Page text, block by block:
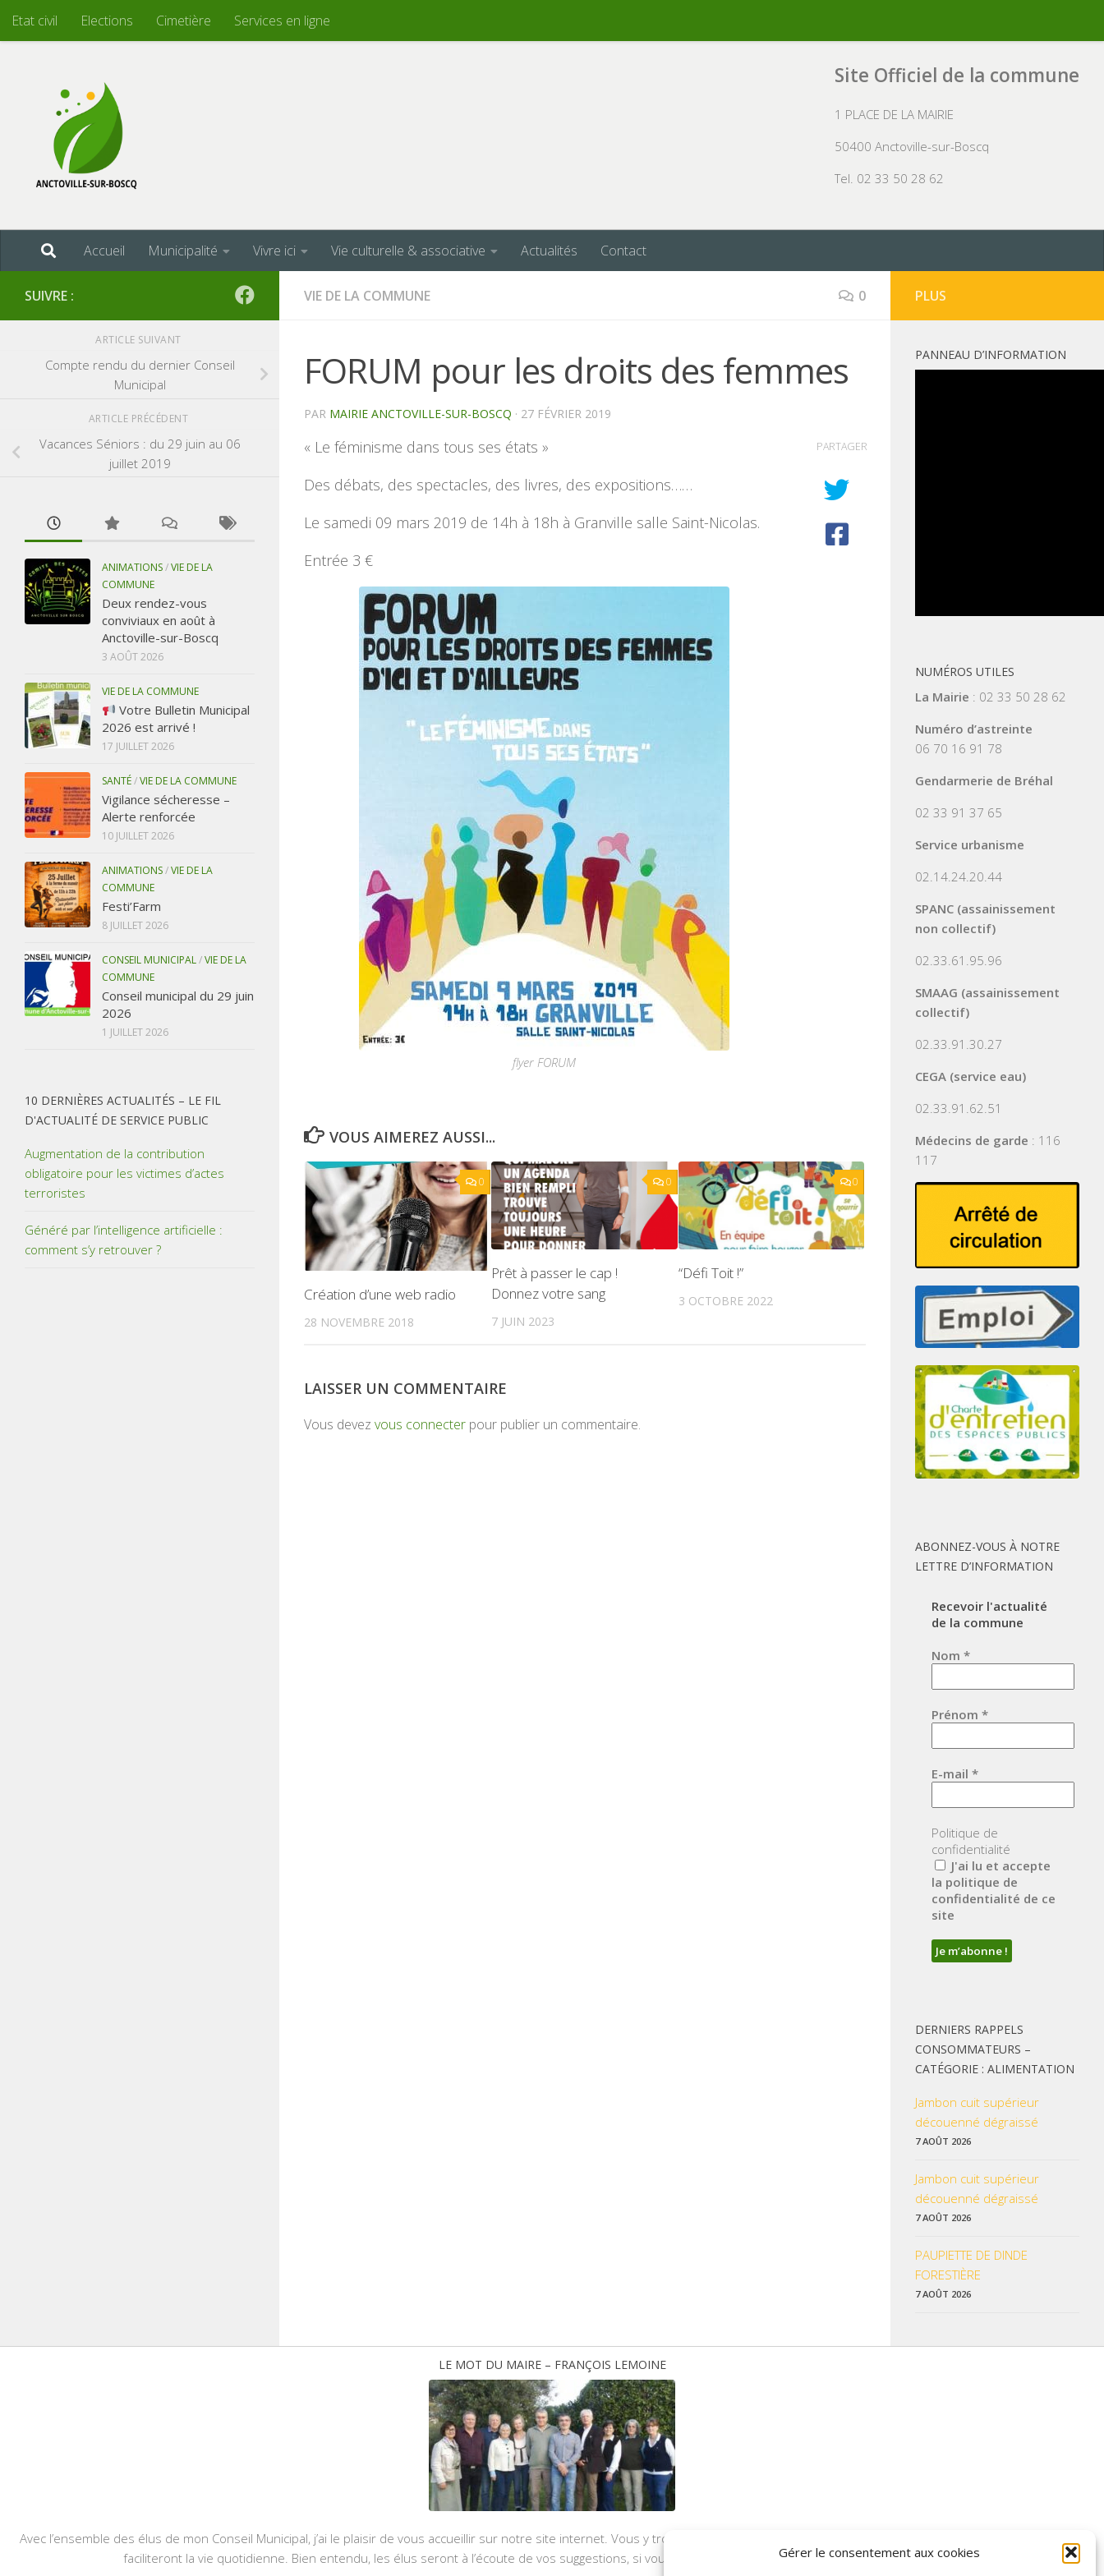
Gérer le consentement aux cookies
Skip to content
Etat civil Elections Cimetière Services en ligne
Site Officiel de la commune
1 PLACE DE LA MAIRIE
50400 Anctoville-sur-Boscq
Tel. 02 33 50 28 62
Accueil Municipalité Vivre ici Vie culturelle & associative Actualités Contact
VIE DE LA COMMUNE 0
FORUM pour les droits des femmes
PAR MAIRIE ANCTOVILLE-SUR-BOSCQ · 27 FÉVRIER 2019
« Le féminisme dans tous ses états »
Des débats, des spectacles, des livres, des expositions……
Le samedi 09 mars 2019 de 14h à 18h à Granville salle Saint-Nicolas.
Entrée 3 €
flyer FORUM
PARTAGER
VOUS AIMEREZ AUSSI...
0
Création d’une web radio
28 NOVEMBRE 2018
0
Prêt à passer le cap !
Donnez votre sang
7 JUIN 2023
0
“Défi Toit !”
3 OCTOBRE 2022
LAISSER UN COMMENTAIRE
Vous devez vous connecter pour publier un commentaire.
SUIVRE :
ARTICLE SUIVANT
Compte rendu du dernier Conseil
Municipal
ARTICLE PRÉCÉDENT
Vacances Séniors : du 29 juin au 06
juillet 2019
ANIMATIONS/VIE DE LA
COMMUNE
Deux rendez-vous
conviviaux en août à
Anctoville-sur-Boscq
3 AOÛT 2026
VIE DE LA COMMUNE
Votre Bulletin Municipal
2026 est arrivé !
17 JUILLET 2026
SANTÉ/VIE DE LA COMMUNE
Vigilance sécheresse –
Alerte renforcée
10 JUILLET 2026
ANIMATIONS/VIE DE LA
COMMUNE
Festi’Farm
8 JUILLET 2026
CONSEIL MUNICIPAL/VIE DE LA
COMMUNE
Conseil municipal du 29 juin
2026
1 JUILLET 2026
10 DERNIÈRES ACTUALITÉS – LE FIL
D'ACTUALITÉ DE SERVICE PUBLIC
Augmentation de la contribution
obligatoire pour les victimes d’actes
terroristes
Généré par l’intelligence artificielle :
comment s’y retrouver ?
PLUS
PANNEAU D’INFORMATION
NUMÉROS UTILES
La Mairie : 02 33 50 28 62
Numéro d’astreinte
06 70 16 91 78
Gendarmerie de Bréhal
02 33 91 37 65
Service urbanisme
02.14.24.20.44
SPANC (assainissement
non collectif)
02.33.61.95.96
SMAAG (assainissement
collectif)
02.33.91.30.27
CEGA (service eau)
02.33.91.62.51
Médecins de garde : 116
117
ABONNEZ-VOUS À NOTRE
LETTRE D’INFORMATION
Recevoir l'actualité
de la commune
Nom *
Prénom *
E-mail *
Politique de
confidentialité
J'ai lu et accepte
la politique de
confidentialité de ce
site
DERNIERS RAPPELS
CONSOMMATEURS –
CATÉGORIE : ALIMENTATION
Jambon cuit supérieur
découenné dégraissé
7 AOÛT 2026
Jambon cuit supérieur
découenné dégraissé
7 AOÛT 2026
PAUPIETTE DE DINDE
FORESTIÈRE
7 AOÛT 2026
LE MOT DU MAIRE – FRANÇOIS LEMOINE
Avec l’ensemble des élus de mon Conseil Municipal, j’ai le plaisir de vous accueillir sur notre site internet. Vous y trouverez les données pratiques, les liens utiles et les informations qui vous
faciliteront la vie quotidienne. Bien entendu, les élus seront à l’écoute de vos suggestions, si vous souhaitez enrichir nos rubriques ou nos informations.